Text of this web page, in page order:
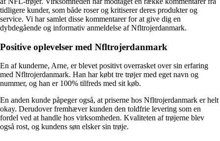
tidligere kunder, som både roser og kritiserer deres produkter og
service. Vi har samlet disse kommentarer for at give dig en
dybdegående og informativ anmeldelse af Nfltrojerdanmark.
Positive oplevelser med Nfltrojerdanmark
En af kunderne, Arne, er blevet positivt overrasket over sin erfaring
med Nfltrojerdanmark. Han har købt tre trøjer med eget navn og
nummer, og han er 100% tilfreds med sit køb.
En anden kunde påpeger også, at priserne hos Nfltrojerdanmark er helt
okay. Derudover fremhæver kunden den toldfrie levering som en
fordel ved at handle hos virksomheden. Kvaliteten af trøjerne blev
også rost, og kundens søn elsker sin trøje.